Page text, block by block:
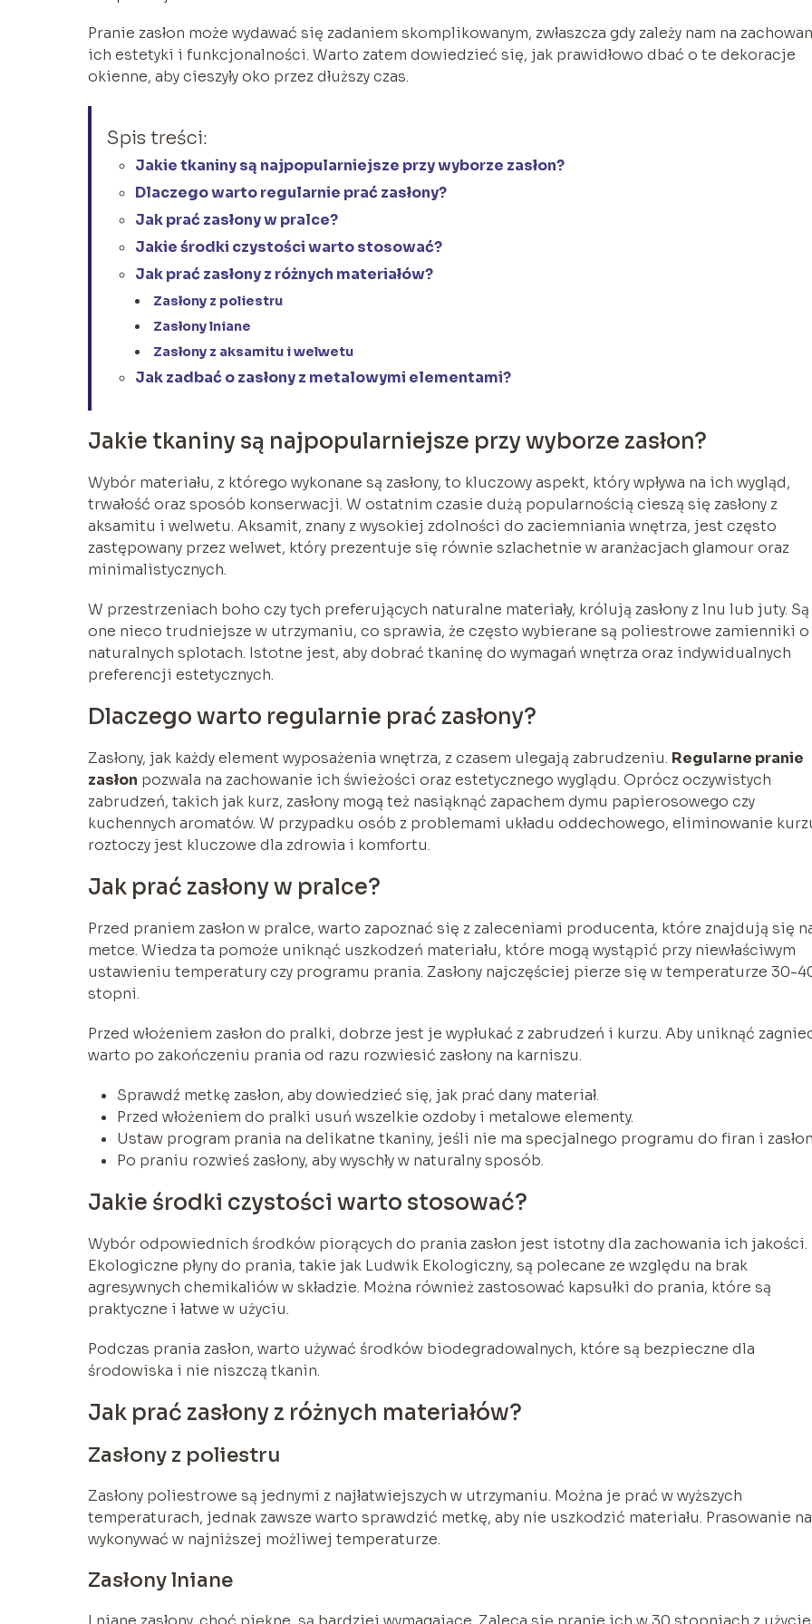
Pranie zasłon może wydawać się zadaniem skomplikowanym, zwłaszcza gdy zależy nam na
ich estetyki i funkcjonalności. Warto zatem dowiedzieć się, jak prawidłowo dbać o te dekoracje
okienne, aby cieszyły oko przez dłuższy czas.
Spis treści:
Jakie tkaniny są najpopularniejsze przy wyborze zasłon?
Dlaczego warto regularnie prać zasłony?
Jak prać zasłony w pralce?
Jakie środki czystości warto stosować?
Jak prać zasłony z różnych materiałów?
Zasłony z poliestru
Zasłony lniane
Zasłony z aksamitu i welwetu
Jak zadbać o zasłony z metalowymi elementami?
Jakie tkaniny są najpopularniejsze przy wyborze zasłon?
Wybór materiału, z którego wykonane są zasłony, to kluczowy aspekt, który wpływa na ich wygląd,
trwałość oraz sposób konserwacji. W ostatnim czasie dużą popularnością cieszą się zasłony z
aksamitu i welwetu. Aksamit, znany z wysokiej zdolności do zaciemniania wnętrza, jest często
zastępowany przez welwet, który prezentuje się równie szlachetnie w aranżacjach glamour oraz
minimalistycznych.
W przestrzeniach boho czy tych preferujących naturalne materiały, królują zasłony z lnu lub juty. Są
one nieco trudniejsze w utrzymaniu, co sprawia, że często wybierane są poliestrowe zamienniki o
naturalnych splotach. Istotne jest, aby dobrać tkaninę do wymagań wnętrza oraz indywidualnych
preferencji estetycznych.
Dlaczego warto regularnie prać zasłony?
Zasłony, jak każdy element wyposażenia wnętrza, z czasem ulegają zabrudzeniu. Regularne pranie
zasłon pozwala na zachowanie ich świeżości oraz estetycznego wyglądu. Oprócz oczywistych
zabrudzeń, takich jak kurz, zasłony mogą też nasiąknąć zapachem dymu papierosowego czy
kuchennych aromatów. W przypadku osób z problemami układu oddechowego, eliminowanie
roztoczy jest kluczowe dla zdrowia i komfortu.
Jak prać zasłony w pralce?
Przed praniem zasłon w pralce, warto zapoznać się z zaleceniami producenta, które znajdują się
metce. Wiedza ta pomoże uniknąć uszkodzeń materiału, które mogą wystąpić przy niewłaściwym
ustawieniu temperatury czy programu prania. Zasłony najczęściej pierze się w temperaturze 30-
stopni.
Przed włożeniem zasłon do pralki, dobrze jest je wypłukać z zabrudzeń i kurzu. Aby uniknąć
warto po zakończeniu prania od razu rozwiesić zasłony na karniszu.
Sprawdź metkę zasłon, aby dowiedzieć się, jak prać dany materiał.
Przed włożeniem do pralki usuń wszelkie ozdoby i metalowe elementy.
Ustaw program prania na delikatne tkaniny, jeśli nie ma specjalnego programu do firan i
Po praniu rozwieś zasłony, aby wyschły w naturalny sposób.
Jakie środki czystości warto stosować?
Wybór odpowiednich środków piorących do prania zasłon jest istotny dla zachowania ich jakości.
Ekologiczne płyny do prania, takie jak Ludwik Ekologiczny, są polecane ze względu na brak
agresywnych chemikaliów w składzie. Można również zastosować kapsułki do prania, które są
praktyczne i łatwe w użyciu.
Podczas prania zasłon, warto używać środków biodegradowalnych, które są bezpieczne dla
środowiska i nie niszczą tkanin.
Jak prać zasłony z różnych materiałów?
Zasłony z poliestru
Zasłony poliestrowe są jednymi z najłatwiejszych w utrzymaniu. Można je prać w wyższych
temperaturach, jednak zawsze warto sprawdzić metkę, aby nie uszkodzić materiału. Prasowanie
wykonywać w najniższej możliwej temperaturze.
Zasłony lniane